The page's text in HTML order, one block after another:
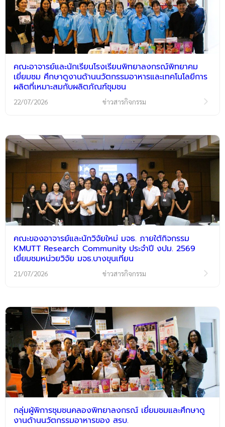
คณะอาจารย์และนักเรียนโรงเรียนพิทยาลงกรณ์พิทยาคม
เยี่ยมชม ศึกษาดูงานด้านนวัตกรรมอาหารและเทคโนโลยีการ
ผลิตที่เหมาะสมกับผลิตภัณฑ์ชุมชน
22/07/2026 ข่าวสารกิจกรรม
คณะของอาจารย์และนักวิจัยใหม่ มจธ. ภายใต้กิจกรรม
KMUTT Research Community ประจำปี งปม. 2569
เยี่ยมชมหน่วยวิจัย มจธ.บางขุนเทียน
21/07/2026 ข่าวสารกิจกรรม
กลุ่มผู้พิการชุมชนคลองพิทยาลงกรณ์ เยี่ยมชมและศึกษาดู
งานด้านนวัตกรรมอาหารของ สรบ.